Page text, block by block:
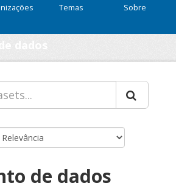
Temas Sobre
de dados